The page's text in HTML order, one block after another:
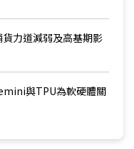
力道減弱及高基期影
與TPU為軟硬體關